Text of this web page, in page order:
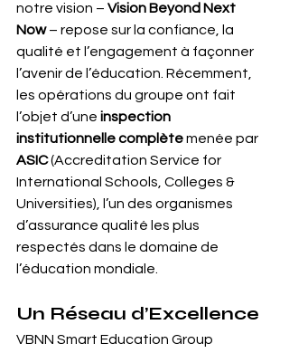
notre vision – Vision Beyond Next
Now – repose sur la confiance, la
qualité et l’engagement à façonner
l’avenir de l’éducation. Récemment,
les opérations du groupe ont fait
l’objet d’une inspection
institutionnelle complète menée par
ASIC (Accreditation Service for
International Schools, Colleges &
Universities), l’un des organismes
d’assurance qualité les plus
respectés dans le domaine de
l’éducation mondiale.
Un Réseau d’Excellence
VBNN Smart Education Group